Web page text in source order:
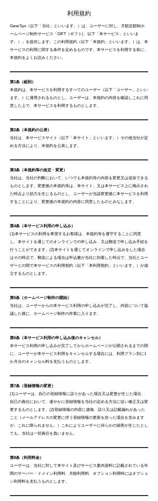
利用規約
Gene’Sys（以下「当社」といいます。）は、ユーザーに対し、月額定額制ホ
ームページ制作サービス「GIFT（ギフト)、以下「本サービス」といいま
す。）」を提供します。この利用規約（以下「本規約」といいます。）は、本
サービスの利用に関する条件を定めるものです。本サービスを利用する前に、
本規約をよくお読みください。
第1条（総則）
本規約は、本サービスを利用するすべてのユーザー（以下「ユーザー」といい
ます。）に適用されるものとし、ユーザーは、本規約の内容を確認しこれに同
意した上で、本サービスを利用するものとします。
第2条（本規約の公表）
当社は、本サービスサイト（以下「本サイト」といいます。）その他当社が定
める方法により、本規約を公表します。
第3条（本規約等の改定・変更）
当社は、当社の判断において、いつでも本規約等の内容を変更又は追加できる
ものとします。変更後の本規約等は、本サイト、又は本サービス上に掲示され
た時点より効力を生じるものとし、ユーザーが当該変更後に本サービスを利用
することにより、変更後の本規約の内容に同意したものとみなします。
第4条（本サービス利用の申し込み）
(1)本サービスの利用を希望するお客様は、本規約等を遵守することに同意
し、本サイトを通じてのオンラインでの申し込み、又は郵送で申し込み手続を
行うことができます。(2)本サイトを通じてオンラインで申し込みをした場合
はその時点で、郵送による場合は申込書が当社に到着した時点で、当社とユー
ザーとの間で本サービスの利用契約（以下「本利用契約」といいます。）が成
立するものとします。
第5条（ホームページ制作の開始）
当社は、ユーザーからの本サービス利用の申し込みが完了し、内容について協
議した後に、ホームページ制作の作業に入ります。
第6条（本サービス利用の申し込み後のキャンセル）
本サービス利用の申し込みが完了してからホームページが公開されるまでの間
に、ユーザーが本サービス利用をキャンセルする場合には、利用プラン別に1
か月分のキャンセル料を支払うものとします。
第7条（登録情報の変更）
(1)ユーザーは、自己の登録情報に誤りがあった場合又は変更が生じた場合、
自己の責任において、速やかに登録情報を当社の定める方法に従い修正又は変
更するものとします。(2)登録情報の内容に虚偽、誤り又は記載漏れがあった
こと（メールアドレスの変更に伴う登録情報の更新を怠った場合を含みます
が、これに限られません。）これによりユーザーに何らかの損害が生じたとし
ても、当社は一切責任を負いません。
第8条（利用料金）
ユーザーは、当社に対して本サイト及びサービス案内資料に記載されている年
間のサーバー・ドメイン利用料、月額利用料、オプション利用時にはオプショ
ン利用料を支払うものとします。